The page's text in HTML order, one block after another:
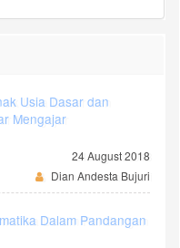
Usia Dasar dan
Mengajar
24 August 2018
Dian Andesta Bujuri
Dalam Pandangan